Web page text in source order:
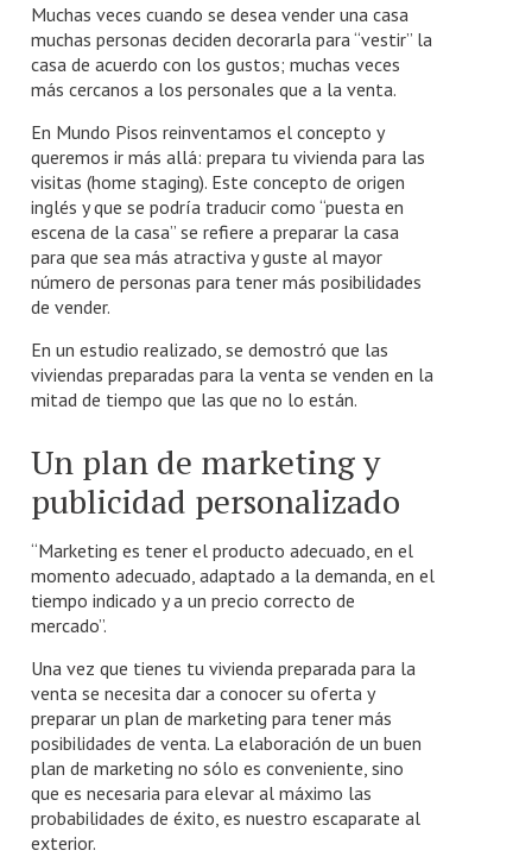
Muchas veces cuando se desea vender una casa
muchas personas deciden decorarla para “vestir” la
casa de acuerdo con los gustos; muchas veces
más cercanos a los personales que a la venta.
En Mundo Pisos reinventamos el concepto y
queremos ir más allá: prepara tu vivienda para las
visitas (home staging). Este concepto de origen
inglés y que se podría traducir como “puesta en
escena de la casa” se refiere a preparar la casa
para que sea más atractiva y guste al mayor
número de personas para tener más posibilidades
de vender.
En un estudio realizado, se demostró que las
viviendas preparadas para la venta se venden en la
mitad de tiempo que las que no lo están.
Un plan de marketing y
publicidad personalizado
“Marketing es tener el producto adecuado, en el
momento adecuado, adaptado a la demanda, en el
tiempo indicado y a un precio correcto de
mercado”.
Una vez que tienes tu vivienda preparada para la
venta se necesita dar a conocer su oferta y
preparar un plan de marketing para tener más
posibilidades de venta. La elaboración de un buen
plan de marketing no sólo es conveniente, sino
que es necesaria para elevar al máximo las
probabilidades de éxito, es nuestro escaparate al
exterior.